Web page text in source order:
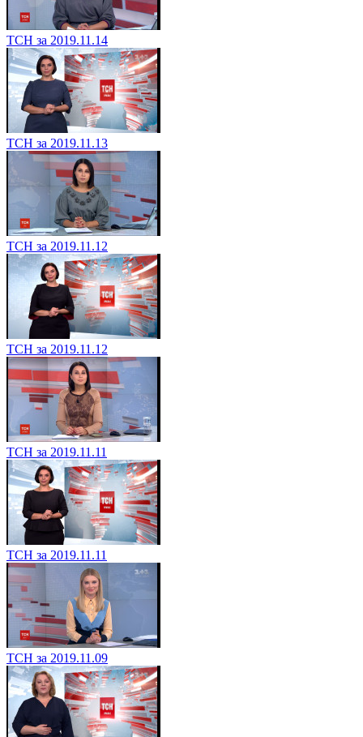
ТСН за 2019.11.14
ТСН за 2019.11.13
ТСН за 2019.11.12
ТСН за 2019.11.12
ТСН за 2019.11.11
ТСН за 2019.11.11
ТСН за 2019.11.09